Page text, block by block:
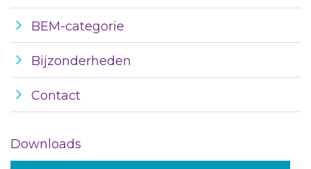
BEM-categorie
Bijzonderheden
Contact
Downloads